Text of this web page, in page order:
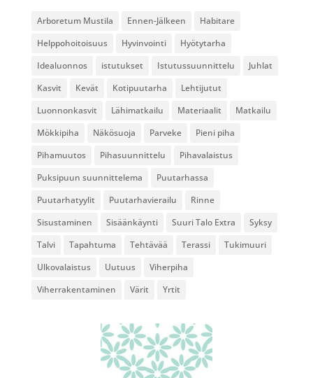
Arboretum Mustila Ennen-Jälkeen
Habitare
Helppohoitoisuus
Hyvinvointi
Hyötytarha
Idealuonnos
istutukset Istutussuunnittelu
Juhlat
Kasvit
Kevät Kotipuutarha
Lehtijutut
Luonnonkasvit
Lähimatkailu Materiaalit
Matkailu
Mökkipiha
Näkösuoja Parveke
Pieni piha
Pihamuutos
Pihasuunnittelu
Pihavalaistus
Puksipuun suunnittelema
Puutarhassa
Puutarhatyylit
Puutarhavierailu
Rinne
Sisustaminen
Sisäänkäynti Suuri Talo Extra
Syksy
Talvi
Tapahtuma Tehtävää Terassi
Tukimuuri
Ulkovalaistus
Uutuus
Viherpiha
Viherrakentaminen
Värit Yrtit